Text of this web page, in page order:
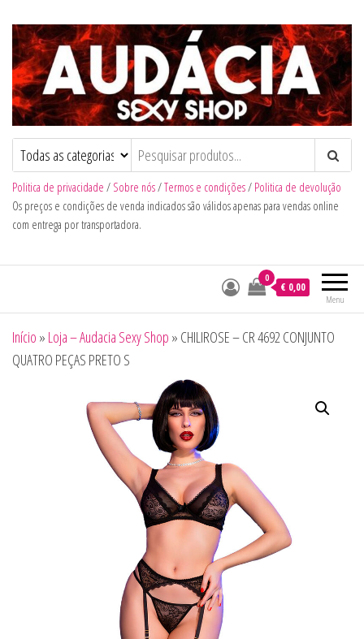
Audacia Sexy Shop
Politica de privacidade / Sobre nós/Termos e condições/ Politica de devolução
Os preços e condições de venda indicados são válidos apenas para vendas online
com entrega por transportadora.
Menu
0
€ 0,00
Início » Loja – Audacia Sexy Shop » CHILIROSE – CR 4692 CONJUNTO
QUATRO PEÇAS PRETO S